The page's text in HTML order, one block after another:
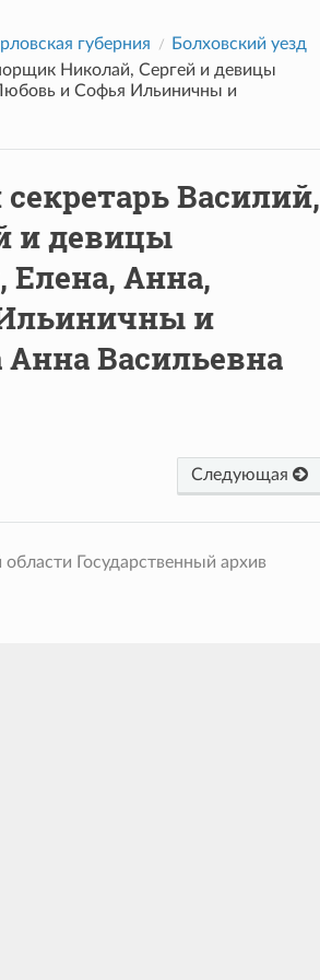
губерния
Болховский уезд
Николай, Сергей и девицы
и Софья Ильиничны и
Василий,
и девицы
Елена, Анна,
и
Васильевна
Следующая
Государственный архив